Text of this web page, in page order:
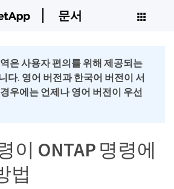
문서
은 사용자 편의를 위해 제공되는
다. 영어 버전과 한국어 버전이 서
우에는 언제나 영어 버전이 우선
이 ONTAP 명령에
법